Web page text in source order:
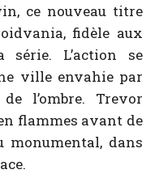
ce nouveau titre
fidèle aux
L’action se
ville envahie par
l’ombre. Trevor
flammes avant de
monumental, dans